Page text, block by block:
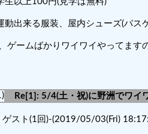
動出来る服装、屋内シューズ(バス
ゲームばかりワイワイやってます
Re[1]: 5/4(土・祝)に野洲でワイ
スト(1回)-(2019/05/03(Fri)